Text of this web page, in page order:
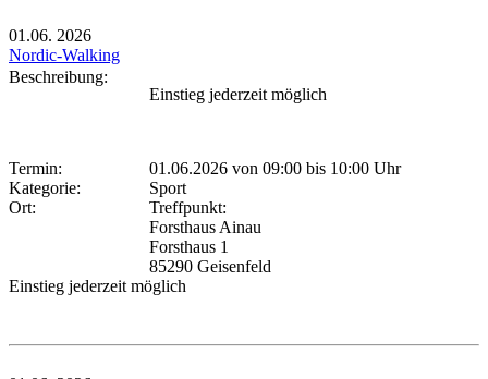
01.06. 2026
Nordic-Walking
Beschreibung:
Einstieg jederzeit möglich
Termin: 01.06.2026 von 09:00 bis 10:00 Uhr
Kategorie:
Sport
Ort:
Treffpunkt:
Forsthaus Ainau
Forsthaus 1
85290 Geisenfeld
Einstieg jederzeit möglich